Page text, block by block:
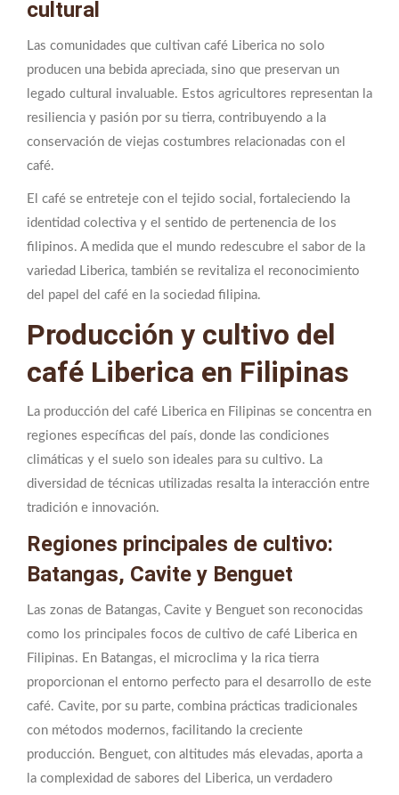
cultural
Las comunidades que cultivan café Liberica no solo
producen una bebida apreciada, sino que preservan un
legado cultural invaluable. Estos agricultores representan la
resiliencia y pasión por su tierra, contribuyendo a la
conservación de viejas costumbres relacionadas con el
café.
El café se entreteje con el tejido social, fortaleciendo la
identidad colectiva y el sentido de pertenencia de los
filipinos. A medida que el mundo redescubre el sabor de la
variedad Liberica, también se revitaliza el reconocimiento
del papel del café en la sociedad filipina.
Producción y cultivo del
café Liberica en Filipinas
La producción del café Liberica en Filipinas se concentra en
regiones específicas del país, donde las condiciones
climáticas y el suelo son ideales para su cultivo. La
diversidad de técnicas utilizadas resalta la interacción entre
tradición e innovación.
Regiones principales de cultivo:
Batangas, Cavite y Benguet
Las zonas de Batangas, Cavite y Benguet son reconocidas
como los principales focos de cultivo de café Liberica en
Filipinas. En Batangas, el microclima y la rica tierra
proporcionan el entorno perfecto para el desarrollo de este
café. Cavite, por su parte, combina prácticas tradicionales
con métodos modernos, facilitando la creciente
producción. Benguet, con altitudes más elevadas, aporta a
la complexidad de sabores del Liberica, un verdadero